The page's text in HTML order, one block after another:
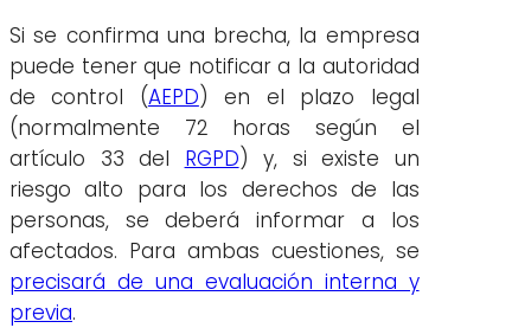
Si se confirma una brecha, la empresa
puede tener que notificar a la autoridad
de control (AEPD) en el plazo legal
(normalmente 72 horas según el
artículo 33 del RGPD) y, si existe un
riesgo alto para los derechos de las
personas, se deberá informar a los
afectados. Para ambas cuestiones, se
precisará de una evaluación interna y
previa.